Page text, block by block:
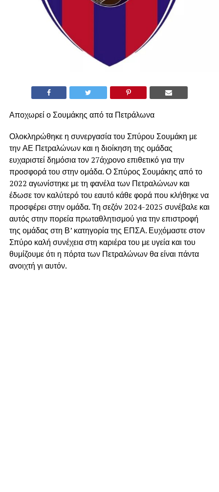
Αποχωρεί ο Σουμάκης από τα Πετράλωνα
Ολοκληρώθηκε η συνεργασία του Σπύρου Σουμάκη με
την ΑΕ Πετραλώνων και η διοίκηση της ομάδας
ευχαριστεί δημόσια τον 27άχρονο επιθετικό για την
προσφορά του στην ομάδα. Ο Σπύρος Σουμάκης από το
2022 αγωνίστηκε με τη φανέλα των Πετραλώνων και
έδωσε τον καλύτερό του εαυτό κάθε φορά που κλήθηκε να
προσφέρει στην ομάδα. Τη σεζόν 2024-2025 συνέβαλε και
αυτός στην πορεία πρωταθλητισμού για την επιστροφή
της ομάδας στη Β’ κατηγορία της ΕΠΣΑ. Ευχόμαστε στον
Σπύρο καλή συνέχεια στη καριέρα του με υγεία και του
θυμίζουμε ότι η πόρτα των Πετραλώνων θα είναι πάντα
ανοιχτή γι αυτόν.